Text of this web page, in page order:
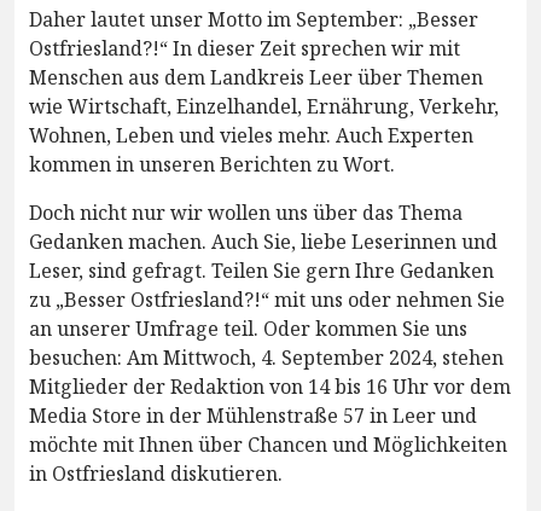
Daher lautet unser Motto im September: „Besser
Ostfriesland?!“ In dieser Zeit sprechen wir mit
Menschen aus dem Landkreis Leer über Themen
wie Wirtschaft, Einzelhandel, Ernährung, Verkehr,
Wohnen, Leben und vieles mehr. Auch Experten
kommen in unseren Berichten zu Wort.
Doch nicht nur wir wollen uns über das Thema
Gedanken machen. Auch Sie, liebe Leserinnen und
Leser, sind gefragt. Teilen Sie gern Ihre Gedanken
zu „Besser Ostfriesland?!“ mit uns oder nehmen Sie
an unserer Umfrage teil. Oder kommen Sie uns
besuchen: Am Mittwoch, 4. September 2024, stehen
Mitglieder der Redaktion von 14 bis 16 Uhr vor dem
Media Store in der Mühlenstraße 57 in Leer und
möchte mit Ihnen über Chancen und Möglichkeiten
in Ostfriesland diskutieren.